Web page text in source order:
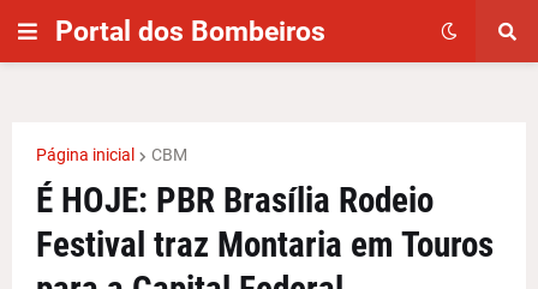
Portal dos Bombeiros
Página inicial CBM
É HOJE: PBR Brasília Rodeio
Festival traz Montaria em Touros